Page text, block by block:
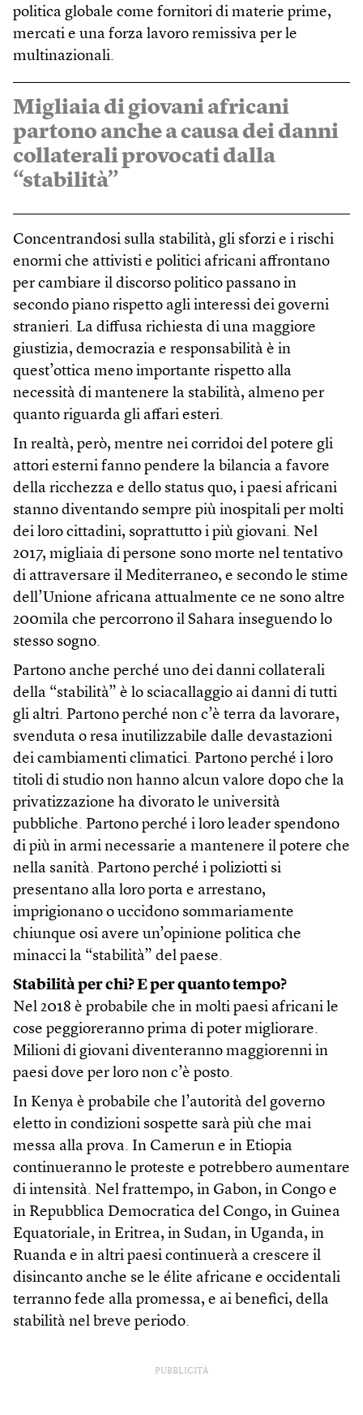
politica globale come fornitori di materie prime,
mercati e una forza lavoro remissiva per le
multinazionali.
Migliaia di giovani africani
partono anche a causa dei danni
collaterali provocati dalla
“stabilità”
Concentrandosi sulla stabilità, gli sforzi e i rischi
enormi che attivisti e politici africani affrontano
per cambiare il discorso politico passano in
secondo piano rispetto agli interessi dei governi
stranieri. La diffusa richiesta di una maggiore
giustizia, democrazia e responsabilità è in
quest’ottica meno importante rispetto alla
necessità di mantenere la stabilità, almeno per
quanto riguarda gli affari esteri.
In realtà, però, mentre nei corridoi del potere gli
attori esterni fanno pendere la bilancia a favore
della ricchezza e dello status quo, i paesi africani
stanno diventando sempre più inospitali per molti
dei loro cittadini, soprattutto i più giovani. Nel
2017, migliaia di persone sono morte nel tentativo
di attraversare il Mediterraneo, e secondo le stime
dell’Unione africana attualmente ce ne sono altre
200mila che percorrono il Sahara inseguendo lo
stesso sogno.
Partono anche perché uno dei danni collaterali
della “stabilità” è lo sciacallaggio ai danni di tutti
gli altri. Partono perché non c’è terra da lavorare,
svenduta o resa inutilizzabile dalle devastazioni
dei cambiamenti climatici. Partono perché i loro
titoli di studio non hanno alcun valore dopo che la
privatizzazione ha divorato le università
pubbliche. Partono perché i loro leader spendono
di più in armi necessarie a mantenere il potere che
nella sanità. Partono perché i poliziotti si
presentano alla loro porta e arrestano,
imprigionano o uccidono sommariamente
chiunque osi avere un’opinione politica che
minacci la “stabilità” del paese.
Stabilità per chi? E per quanto tempo?
Nel 2018 è probabile che in molti paesi africani le
cose peggioreranno prima di poter migliorare.
Milioni di giovani diventeranno maggiorenni in
paesi dove per loro non c’è posto.
In Kenya è probabile che l’autorità del governo
eletto in condizioni sospette sarà più che mai
messa alla prova. In Camerun e in Etiopia
continueranno le proteste e potrebbero aumentare
di intensità. Nel frattempo, in Gabon, in Congo e
in Repubblica Democratica del Congo, in Guinea
Equatoriale, in Eritrea, in Sudan, in Uganda, in
Ruanda e in altri paesi continuerà a crescere il
disincanto anche se le élite africane e occidentali
terranno fede alla promessa, e ai benefici, della
stabilità nel breve periodo.
PUBBLICITÀ